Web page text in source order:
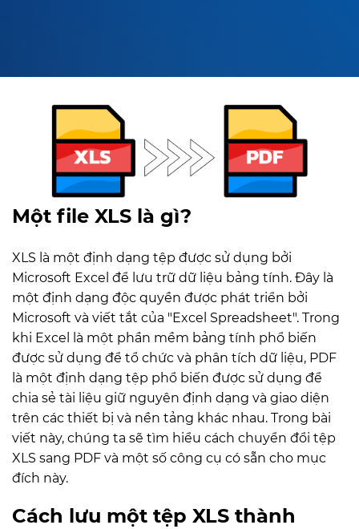
Một file XLS là gì?
XLS là một định dạng tệp được sử dụng bởi
Microsoft Excel để lưu trữ dữ liệu bảng tính. Đây là
một định dạng độc quyền được phát triển bởi
Microsoft và viết tắt của "Excel Spreadsheet". Trong
khi Excel là một phần mềm bảng tính phổ biến
được sử dụng để tổ chức và phân tích dữ liệu, PDF
là một định dạng tệp phổ biến được sử dụng để
chia sẻ tài liệu giữ nguyên định dạng và giao diện
trên các thiết bị và nền tảng khác nhau. Trong bài
viết này, chúng ta sẽ tìm hiểu cách chuyển đổi tệp
XLS sang PDF và một số công cụ có sẵn cho mục
đích này.
Cách lưu một tệp XLS thành